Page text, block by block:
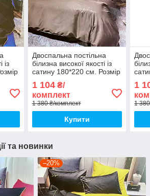
із
Двоспальна постільна
білизна високої якості із
сатину 180*220 см. Розмір
2.0
1 104₴/
комплект
1 380 ₴/комплект
Купити
2.0
1
1
та новинки
–20%